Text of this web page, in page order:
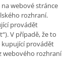
webové stránce
rozhraní.
provádět
V případě, že to
provádět
webového rozhraní